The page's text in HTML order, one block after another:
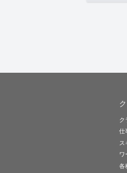
ク
仕
ス
ワ
各